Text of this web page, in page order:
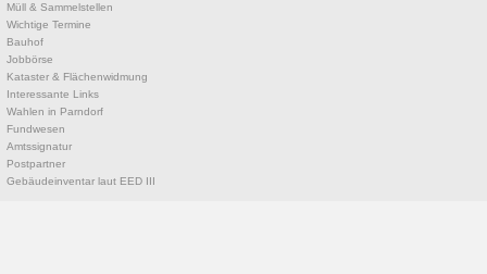
Müll & Sammelstellen
Wichtige Termine
Bauhof
Jobbörse
Kataster & Flächenwidmung
Interessante Links
Wahlen in Parndorf
Fundwesen
Amtssignatur
Postpartner
Gebäudeinventar laut EED III